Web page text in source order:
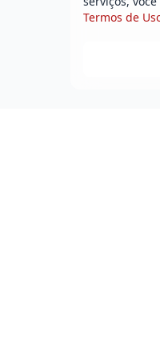
Termos de